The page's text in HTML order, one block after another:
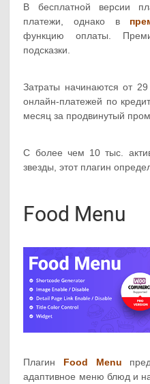
В бесплатной версии
платежи, однако в
функцию оплаты.
подсказки.
Затраты начинаются от
онлайн-платежей по
месяц за продвинутый
С более чем 10 тыс.
звезды, этот плагин
Food Menu
Плагин Food Menu
адаптивное меню блюд и